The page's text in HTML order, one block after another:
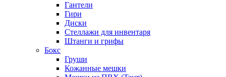
Гантели
Гири
Диски
Стеллажи для инвентаря
Штанги и грифы
Бокс
Груши
Кожанные мешки